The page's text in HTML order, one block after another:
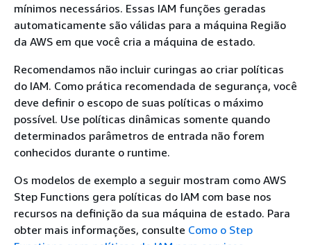
mínimos necessários. Essas IAM funções geradas
automaticamente são válidas para a máquina Região
da AWS em que você cria a máquina de estado.
Recomendamos não incluir curingas ao criar políticas
do IAM. Como prática recomendada de segurança, você
deve definir o escopo de suas políticas o máximo
possível. Use políticas dinâmicas somente quando
determinados parâmetros de entrada não forem
conhecidos durante o runtime.
Os modelos de exemplo a seguir mostram como AWS
Step Functions gera políticas do IAM com base nos
recursos na definição da sua máquina de estado. Para
obter mais informações, consulte Como o Step